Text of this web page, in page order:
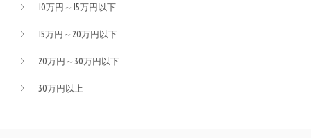
10万円～15万円以下
15万円～20万円以下
20万円～30万円以下
30万円以上